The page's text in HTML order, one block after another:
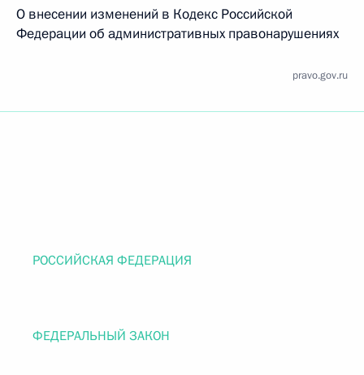
О внесении изменений в Кодекс Российской
Федерации об административных правонарушениях
pravo.gov.ru
РОССИЙСКАЯ ФЕДЕРАЦИЯ
ФЕДЕРАЛЬНЫЙ ЗАКОН